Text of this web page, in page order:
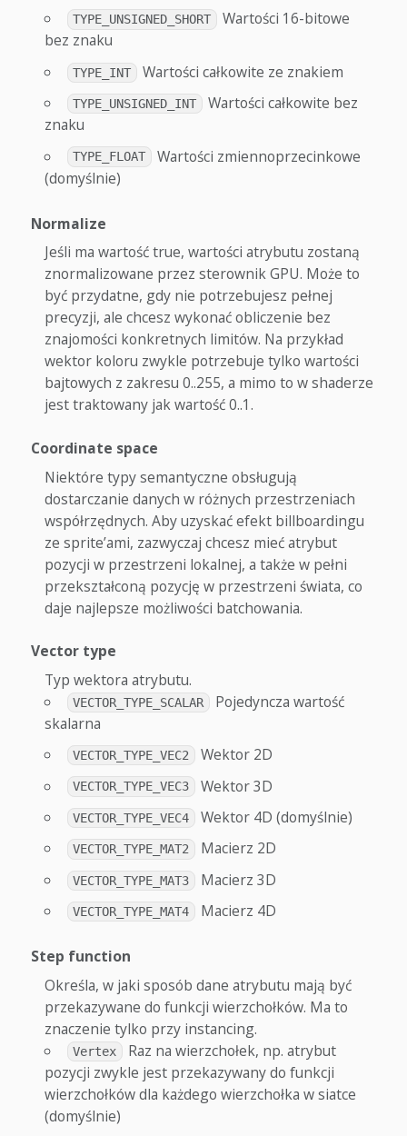
TYPE_UNSIGNED_SHORT
Wartości 16-bitowe
bez znaku
TYPE_INT Wartości całkowite ze znakiem
TYPE_UNSIGNED_INT
Wartości całkowite bez
znaku
TYPE_FLOAT
Wartości zmiennoprzecinkowe
(domyślnie)
Normalize
Jeśli ma wartość true, wartości atrybutu zostaną
znormalizowane przez sterownik GPU. Może to
być przydatne, gdy nie potrzebujesz pełnej
precyzji, ale chcesz wykonać obliczenie bez
znajomości konkretnych limitów. Na przykład
wektor koloru zwykle potrzebuje tylko wartości
bajtowych z zakresu 0..255, a mimo to w shaderze
jest traktowany jak wartość 0..1.
Coordinate space
Niektóre typy semantyczne obsługują
dostarczanie danych w różnych przestrzeniach
współrzędnych. Aby uzyskać efekt billboardingu
ze sprite’ami, zazwyczaj chcesz mieć atrybut
pozycji w przestrzeni lokalnej, a także w pełni
przekształconą pozycję w przestrzeni świata, co
daje najlepsze możliwości batchowania.
Vector type
Typ wektora atrybutu.
VECTOR_TYPE_SCALAR
Pojedyncza wartość
skalarna
VECTOR_TYPE_VEC2 Wektor 2D
VECTOR_TYPE_VEC3 Wektor 3D
VECTOR_TYPE_VEC4 Wektor 4D (domyślnie)
VECTOR_TYPE_MAT2 Macierz 2D
VECTOR_TYPE_MAT3 Macierz 3D
VECTOR_TYPE_MAT4 Macierz 4D
Step function
Określa, w jaki sposób dane atrybutu mają być
przekazywane do funkcji wierzchołków. Ma to
znaczenie tylko przy instancing.
Vertex
Raz na wierzchołek, np. atrybut
pozycji zwykle jest przekazywany do funkcji
wierzchołków dla każdego wierzchołka w siatce
(domyślnie)